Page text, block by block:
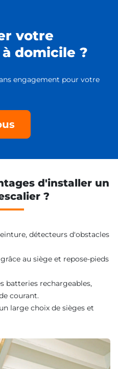
votre
domicile ?
engagement pour votre
d'installer un
?
détecteurs d'obstacles
au siège et repose-pieds
batteries rechargeables,
courant.
large choix de sièges et